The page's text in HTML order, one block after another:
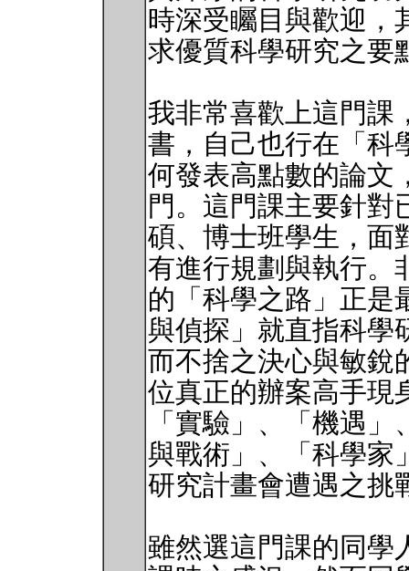
時深受矚目與歡迎，
求優質科學研究之要
我非常喜歡上這門課
書，自己也行在「科
何發表高點數的論文
門。這門課主要針對
碩、博士班學生，面
有進行規劃與執行。
的「科學之路」正是
與偵探」就直指科學
而不捨之決心與敏銳
位真正的辦案高手現
「實驗」、「機遇
與戰術」、「科學家
研究計畫會遭遇之挑
雖然選這門課的同學